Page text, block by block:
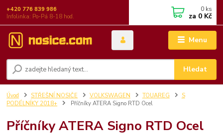
Menu
Hledat
+420 776 839 986
Infolinka: Po-Pá 8-18 hod.
0 ks
za 0 Kč
Úvod STŘEŠNÍ NOSIČE VOLKSWAGEN TOUAREG
S
PODÉLNÍKY 2018+
Příčníky ATERA Signo RTD Ocel
Příčníky ATERA Signo RTD Ocel